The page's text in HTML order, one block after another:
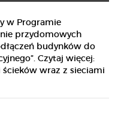
w Programie
przydomowych
budynków do
Czytaj więcej:
ścieków wraz z sieciami